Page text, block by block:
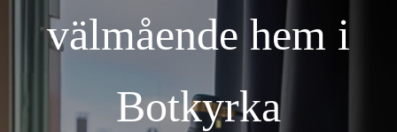
välmående hem i
Botkyrka